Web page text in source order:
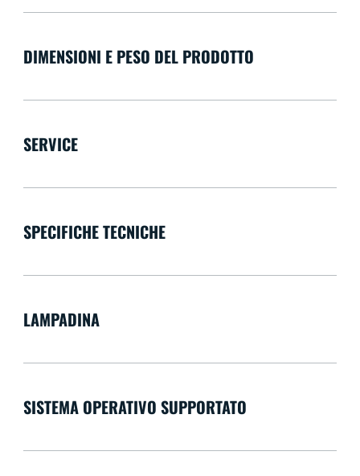
DIMENSIONI E PESO DEL PRODOTTO
SERVICE
SPECIFICHE TECNICHE
LAMPADINA
SISTEMA OPERATIVO SUPPORTATO